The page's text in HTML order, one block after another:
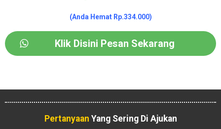
(Anda Hemat Rp.334.000)
Klik Disini Pesan Sekarang
Pertanyaan Yang Sering Di Ajukan